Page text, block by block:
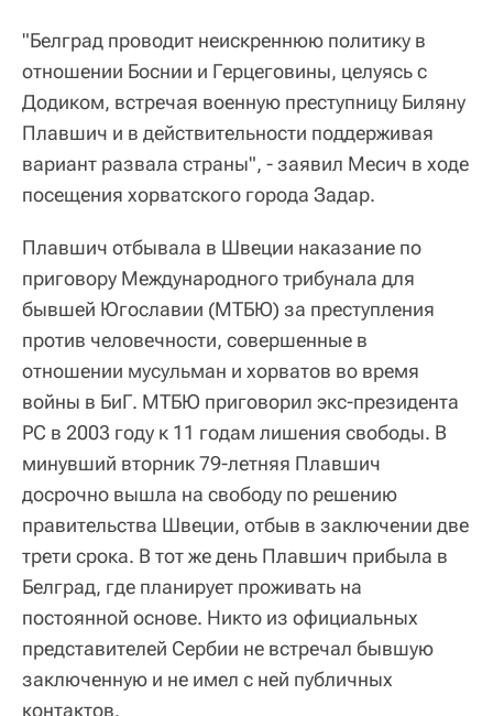
"Белград проводит неискреннюю политику в
отношении Боснии и Герцеговины, целуясь с
Додиком, встречая военную преступницу Биляну
Плавшич и в действительности поддерживая
вариант развала страны", - заявил Месич в ходе
посещения хорватского города Задар.
Плавшич отбывала в Швеции наказание по
приговору Международного трибунала для
бывшей Югославии (МТБЮ) за преступления
против человечности, совершенные в
отношении мусульман и хорватов во время
войны в БиГ. МТБЮ приговорил экс-президента
РС в 2003 году к 11 годам лишения свободы. В
минувший вторник 79-летняя Плавшич
досрочно вышла на свободу по решению
правительства Швеции, отбыв в заключении две
трети срока. В тот же день Плавшич прибыла в
Белград, где планирует проживать на
постоянной основе. Никто из официальных
представителей Сербии не встречал бывшую
заключенную и не имел с ней публичных
контактов.